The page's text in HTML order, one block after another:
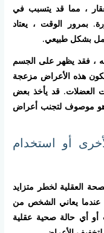
، مما قد يتسبب في
بمرور الوقت ، يعتاد
بشكل طبيعي.
، فقد يظهر على الجسم
هذه الأعراض مزعجة
العضلات. قد يأخذ بعض
هو موصوف لتجنب أعراض
أو استخدام
العقلية لخطر متزايد
عندما يعاني الشخص من
أو أي حالة صحية عقلية